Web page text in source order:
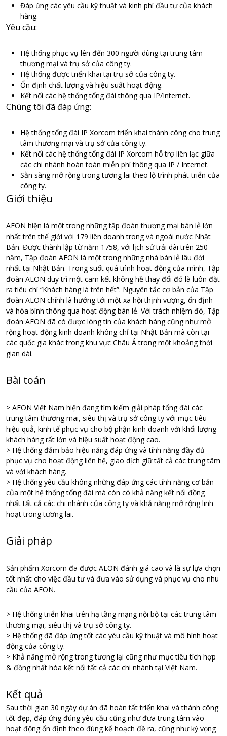
Đáp ứng các yêu cầu kỹ thuật và kinh phíđầu tư của khách
hàng.
Yêu cầu:
Hệ thống phục vụ lên đến 300 người dùng tại trung tâm
thương mại và trụ sở của công ty.
Hệ thống được triển khai tại trụ sở của công ty.
Ổn định chất lượng và hiệu suất hoạt động.
Kết nối các hệ thống tổng đài thông qua IP/Internet.
Chúng tôi đã đáp ứng:
Hệ thống tổng đài IP Xorcom triển khai thành công cho trung
tâm thương mại và trụ sở của công ty.
Kết nối các hệ thống tổng đài IP Xorcom hỗ trợ liên lạc giữa
các chi nhánh hoàn toàn miễn phí thông qua IP / Internet.
Sẵn sàng mở rộng trong tương lai theo lộ trình phát triển của
công ty.
Giới thiệu
AEON hiện là một trong những tập đoàn thương mại bán lẻ lớn
nhất trên thế giới với 179 liên doanh trong và ngoài nước Nhật
Bản. Được thành lập từ năm 1758, với lịch sử trải dài trên 250
năm, Tập đoàn AEON là một trong những nhà bán lẻ lâu đời
nhất tại Nhật Bản. Trong suốt quá trình hoạt động của mình, Tập
đoàn AEON duy trì một cam kết không hề thay đổi đó là luôn đặt
ra tiêu chí “Khách hàng là trên hết”. Nguyên tắc cơ bản của Tập
đoàn AEON chính là hướng tới một xã hội thịnh vượng, ổn định
và hòa bình thông qua hoạt động bán lẻ. Với trách nhiệm đó, Tập
đoàn AEON đã có được lòng tin của khách hàng cũng như mở
rộng hoạt động kinh doanh không chỉ tại Nhật Bản mà còn tại
các quốc gia khác trong khu vực Châu Á trong một khoảng thời
gian dài.
Bài toán
> AEON Việt Nam hiện đang tìm kiếm giải pháp tổng đài các
trung tâm thương mai, siêu thị và trụ sở công ty với mục tiêu
hiệu quả, kinh tế phục vụ cho bộ phận kinh doanh với khối lượng
khách hàng rất lớn và hiệu suất hoạt động cao.
> Hệ thống đảm bảo hiệu năng đáp ứng và tính năng đầy đủ
phục vụ cho hoạt động liên hệ, giao dịch giữ tất cả các trung tâm
và với khách hàng.
> Hệ thống yêu cầu không những đáp ứng các tính năng cơ bản
của một hệ thống tổng đài mà còn có khả năng kết nối đồng
nhất tất cả các chi nhánh của công ty và khả năng mở rộng linh
hoạt trong tương lai.
Giải pháp
Sản phẩm Xorcom đã được AEON đánh giá cao và là sự lựa chọn
tốt nhất cho việc đầu tư và đưa vào sử dụng và phục vụ cho nhu
cầu của AEON.
> Hệ thống triển khai trên hạ tầng mạng nội bộ tại các trung tâm
thương mại, siêu thị và trụ sở công ty.
> Hệ thống đã đáp ứng tốt các yêu cầu kỹ thuật và mô hình hoạt
động của công ty.
> Khả năng mở rộng trong tương lại cũng như mục tiêu tích hợp
& đồng nhất hóa kết nối tất cả các chi nhánh tại Việt Nam.
Kết quả
Sau thời gian 30 ngày dự án đã hoàn tất triển khai và thành công
tốt đẹp, đáp ứng đúng yêu cầu cũng như đưa trung tâm vào
hoạt động ổn định theo đúng kế hoạch đề ra, cũng như kỳ vọng